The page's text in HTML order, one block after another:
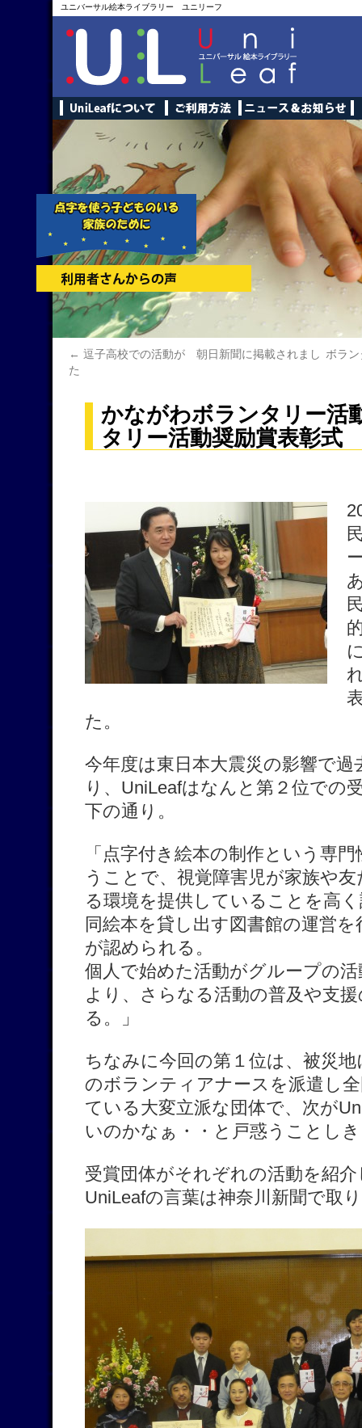
ユニバーサル絵本ライブラリー ユニリーフ
← 逗子高校での活動が 朝日新聞に掲載されまし
た
ボラ
かながわボランタリー活
タリー活動奨励賞表彰式
た。
今年度は東日本大震災の影響で
り、UniLeafはなんと第２位での
下の通り。
「点字付き絵本の制作という専
うことで、視覚障害児が家族や
る環境を提供していることを高
同絵本を貸し出す図書館の運営
が認められる。
個人で始めた活動がグループの
より、さらなる活動の普及や支
る。」
ちなみに今回の第１位は、被災地
のボランティアナースを派遣し
ている大変立派な団体で、次が
いのかなぁ・・と戸惑うことし
受賞団体がそれぞれの活動を紹介
UniLeafの言葉は神奈川新聞で取